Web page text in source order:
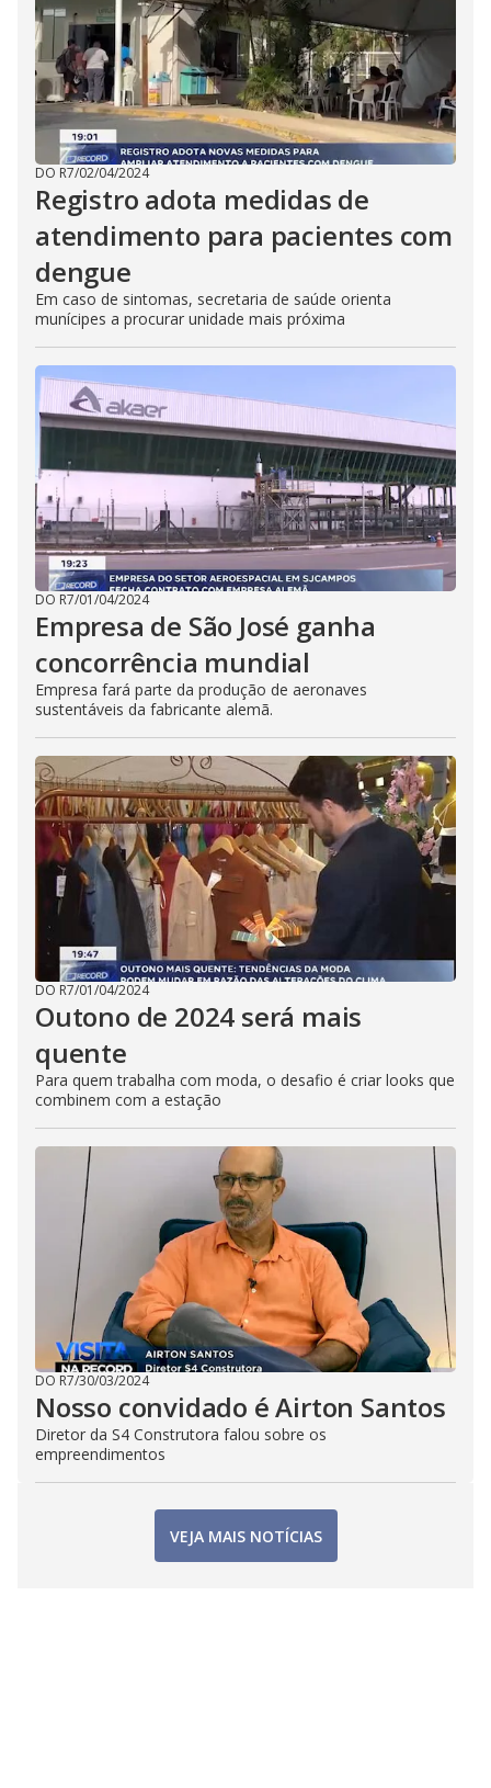
DO R7/02/04/2024
Registro adota medidas de
atendimento para pacientes com
dengue
Em caso de sintomas, secretaria de saúde orienta
munícipes a procurar unidade mais próxima
DO R7/01/04/2024
Empresa de São José ganha
concorrência mundial
Empresa fará parte da produção de aeronaves
sustentáveis da fabricante alemã.
DO R7/01/04/2024
Outono de 2024 será mais
quente
Para quem trabalha com moda, o desafio é criar looks que
combinem com a estação
DO R7/30/03/2024
Nosso convidado é Airton Santos
Diretor da S4 Construtora falou sobre os
empreendimentos
VEJA MAIS NOTÍCIAS